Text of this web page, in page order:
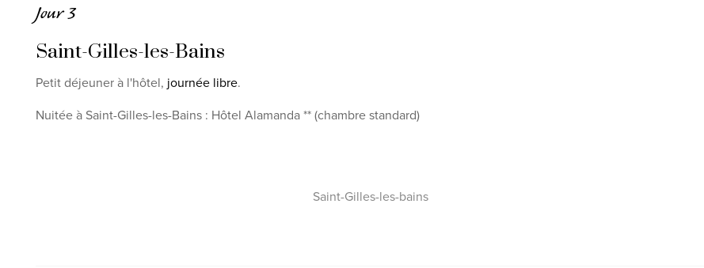
Jour 3
Saint-Gilles-les-Bains
Petit déjeuner à l'hôtel, journée libre.
Nuitée à Saint-Gilles-les-Bains : Hôtel Alamanda ** (chambre standard)
Saint-Gilles-les-bains